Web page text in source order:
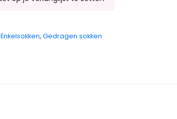
Enkelsokken, Gedragen sokken